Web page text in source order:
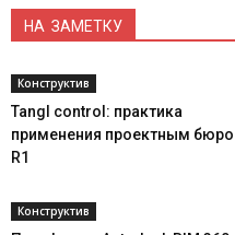
НА ЗАМЕТКУ
Конструктив
Tangl control: практика
применения проектным бюро
R1
Конструктив